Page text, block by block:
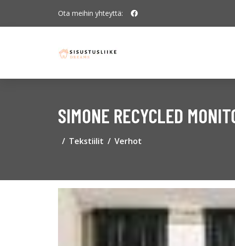
Ota meihin yhteyttä:
SIMONE RECYCLED
Tekstiilit Verhot